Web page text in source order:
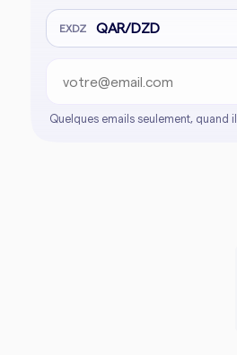
EXDZ QAR/DZD
Quelques emails seulement, quand